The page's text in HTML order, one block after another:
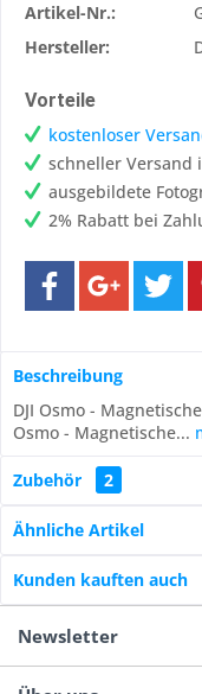
Artikel-Nr.:
Hersteller:
Vorteile
kostenloser
schneller Versand
ausgebildete
2% Rabatt bei
Beschreibung
DJI Osmo -
Osmo - Magnetische...
Zubehör 2
Ähnliche Artikel
Kunden kauften auch
Newsletter